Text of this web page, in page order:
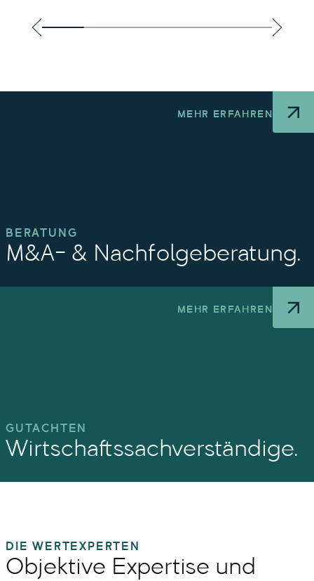
MEHR ERFAHREN
BERATUNG
M&A- & Nachfolgeberatung.
MEHR ERFAHREN
GUTACHTEN
Wirtschaftssachverständige.
DIE WERTEXPERTEN
Objektive Expertise und